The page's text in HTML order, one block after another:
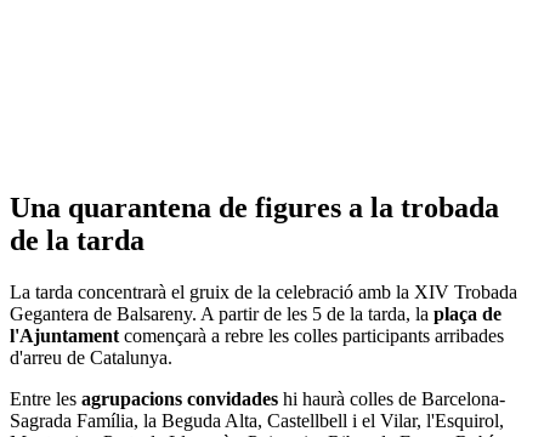
Una quarantena de figures a la trobada
de la tarda
La tarda concentrarà el gruix de la celebració amb la XIV Trobada
Gegantera de Balsareny. A partir de les 5 de la tarda, la plaça de
l'Ajuntament començarà a rebre les colles participants arribades
d'arreu de Catalunya.
Entre les agrupacions convidades hi haurà colles de Barcelona-
Sagrada Família, la Beguda Alta, Castellbell i el Vilar, l'Esquirol,